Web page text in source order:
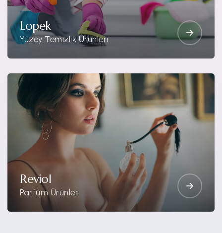
Lopek
Yüzey Temizlik Ürünleri
Reviol
Parfüm Ürünleri